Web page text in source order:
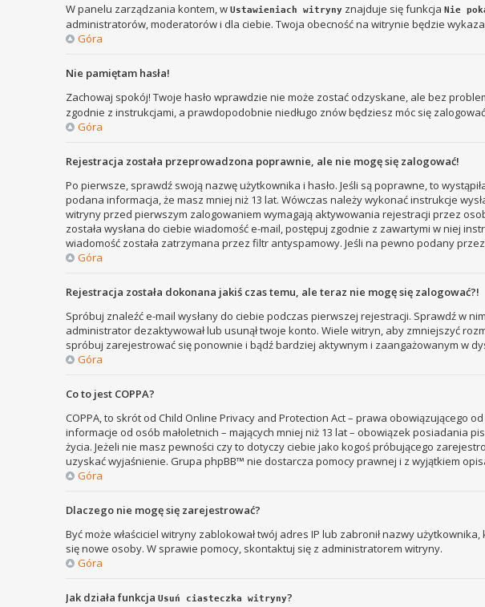
W panelu zarządzania kontem, w Ustawieniach witryny znajduje się funkcja Nie
administratorów, moderatorów i dla ciebie. Twoja obecność na witrynie będzie
Góra
Nie pamiętam hasła!
Zachowaj spokój! Twoje hasło wprawdzie nie może zostać odzyskane, ale bez
zgodnie z instrukcjami, a prawdopodobnie niedługo znów będziesz móc się
Góra
Rejestracja została przeprowadzona poprawnie, ale nie mogę się zalogować!
Po pierwsze, sprawdź swoją nazwę użytkownika i hasło. Jeśli są poprawne, to
podana informacja, że masz mniej niż 13 lat. Wówczas należy wykonać instrukcje
witryny przed pierwszym zalogowaniem wymagają aktywowania rejestracji przez
została wysłana do ciebie wiadomość e-mail, postępuj zgodnie z zawartymi w niej
wiadomość została zatrzymana przez filtr antyspamowy. Jeśli na pewno podany
Góra
Rejestracja została dokonana jakiś czas temu, ale teraz nie mogę się zalogować?!
Spróbuj znaleźć e-mail wysłany do ciebie podczas pierwszej rejestracji. Sprawdź w
administrator dezaktywował lub usunął twoje konto. Wiele witryn, aby zmniejszyć
spróbuj zarejestrować się ponownie i bądź bardziej aktywnym i zaangażowanym w
Góra
Co to jest COPPA?
COPPA, to skrót od Child Online Privacy and Protection Act – prawa obowiązującego
informacje od osób małoletnich – mających mniej niż 13 lat – obowiązek
życia. Jeżeli nie masz pewności czy to dotyczy ciebie jako kogoś próbującego
uzyskać wyjaśnienie. Grupa phpBB™ nie dostarcza pomocy prawnej i z wyjątkiem
Góra
Dlaczego nie mogę się zarejestrować?
Być może właściciel witryny zablokował twój adres IP lub zabronił nazwy
się nowe osoby. W sprawie pomocy, skontaktuj się z administratorem witryny.
Góra
Jak działa funkcja Usuń ciasteczka witryny?